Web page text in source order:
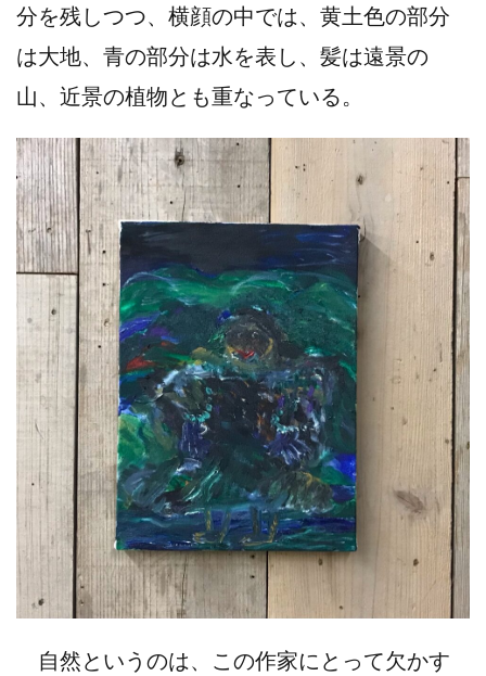
分を残しつつ、横顔の中では、黄土色の部分
は大地、青の部分は水を表し、髪は遠景の
山、近景の植物とも重なっている。
自然というのは、この作家にとって欠かす